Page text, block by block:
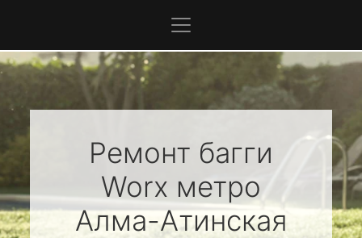
Ремонт багги
Worx метро
Алма-Атинская